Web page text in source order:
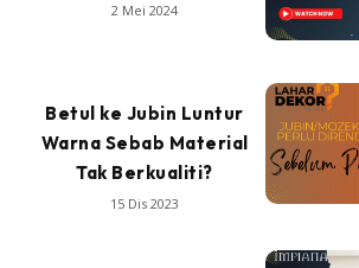
2 Mei 2024
Betul ke Jubin Luntur
Warna Sebab Material
Tak Berkualiti?
15 Dis 2023